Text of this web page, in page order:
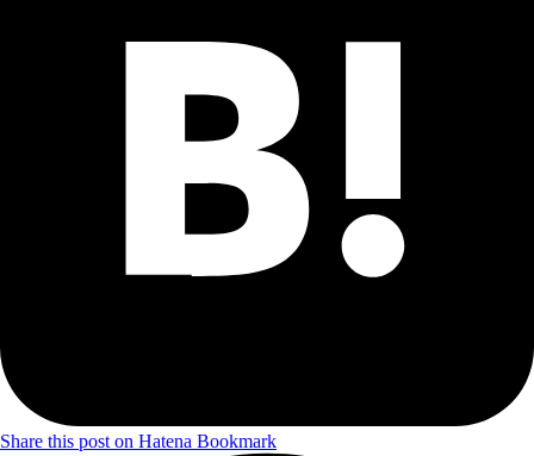
Share this post on Hatena Bookmark